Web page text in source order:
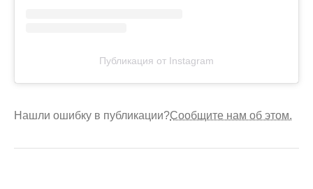
Публикация от Instagram
Нашли ошибку в публикации?Сообщите нам об этом.